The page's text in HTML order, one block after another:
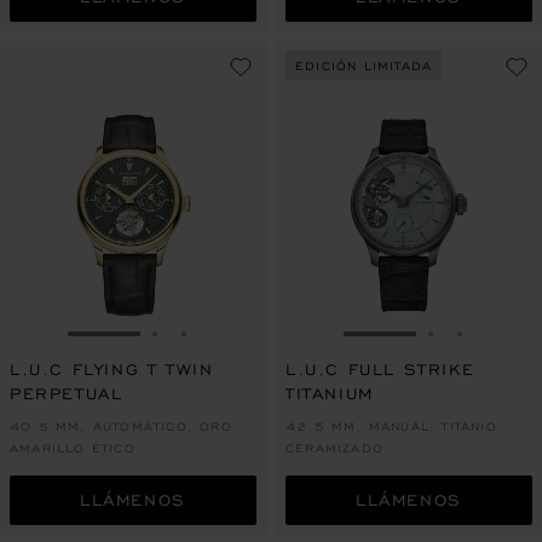
IR A LA DIAPOSITIVA 1
IR A LA DIAPOSITIVA 2
IR A LA DIAPOSITIVA 3
L.U.C FLYING T TWIN
PERPETUAL
40.5 MM, AUTOMÁTICO, ORO
AMARILLO ÉTICO
LLÁMENOS
EDICIÓN LIMITADA
IR A LA
L.U.C FULL STRIKE
TITANIUM
42.5 MM, MANUAL, TITANIO
CERAMIZADO
LLÁMENOS